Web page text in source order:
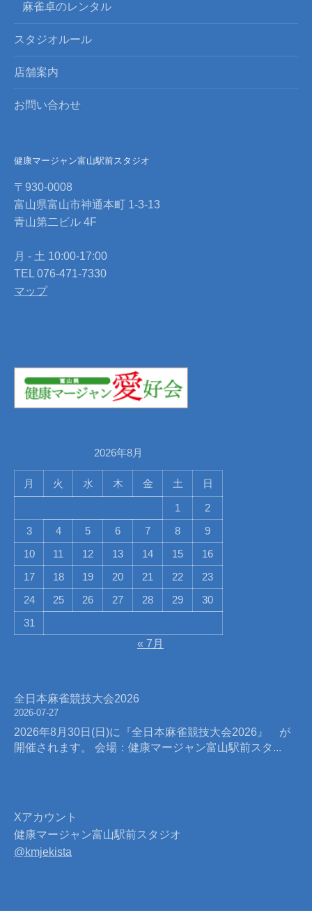
麻雀卓のレンタル
スタジオルール
店舗案内
お問い合わせ
健康マージャン富山駅前スタジオ
〒930-0008
富山県富山市神通本町 1-3-13
青山第二ビル 4F
月 - 土 10:00-17:00
TEL 076-471-7330
マップ
2026年8月
月 火 水 木 金 土 日
1 2
3 4 5 6 7 8 9
10 11 12 13 14 15 16
17 18 19 20 21 22 23
24 25 26 27 28 29 30
31
« 7月
全日本麻雀競技大会2026
2026-07-27
2026年8月30日(日)に『全日本麻雀競技大会2026』 が
開催されます。 会場：健康マージャン富山駅前スタ...
Xアカウント
健康マージャン富山駅前スタジオ
@kmjekista